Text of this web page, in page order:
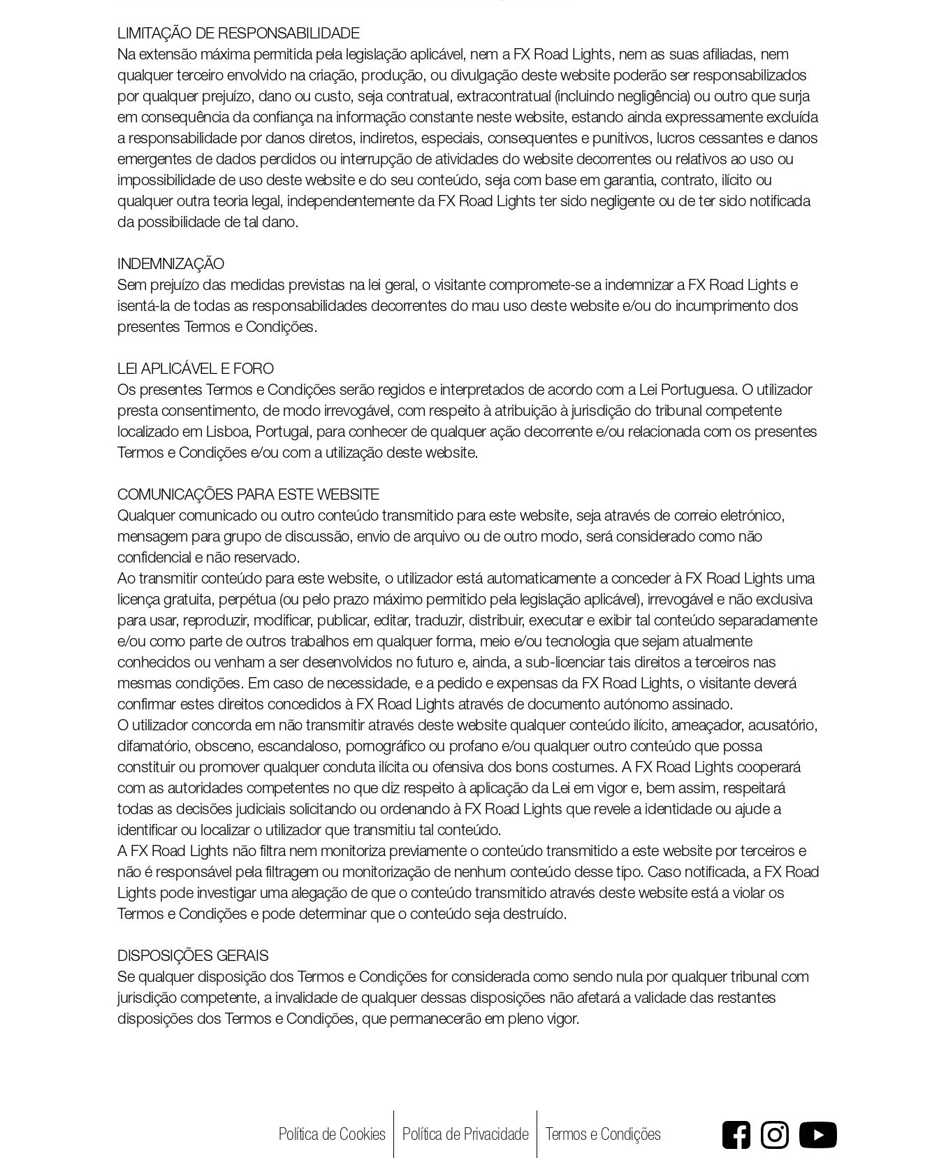
LIMITAÇÃO DE RESPONSABILIDADE
Na extensão máxima permitida pela legislação aplicável, nem a FX Road Lights, nem as suas afiliadas, nem
qualquer terceiro envolvido na criação, produção, ou divulgação deste website poderão ser responsabilizados
por qualquer prejuízo, dano ou custo, seja contratual, extracontratual (incluindo negligência) ou outro que surja
em consequência da confiança na informação constante neste website, estando ainda expressamente excluída
a responsabilidade por danos diretos, indiretos, especiais, consequentes e punitivos, lucros cessantes e danos
emergentes de dados perdidos ou interrupção de atividades do website decorrentes ou relativos ao uso ou
impossibilidade de uso deste website e do seu conteúdo, seja com base em garantia, contrato, ilícito ou
qualquer outra teoria legal, independentemente da FX Road Lights ter sido negligente ou de ter sido notificada
da possibilidade de tal dano.
INDEMNIZAÇÃO
Sem prejuízo das medidas previstas na lei geral, o visitante compromete-se a indemnizar a FX Road Lights e
isentá-la de todas as responsabilidades decorrentes do mau uso deste website e/ou do incumprimento dos
presentes Termos e Condições.
LEI APLICÁVEL E FORO
Os presentes Termos e Condições serão regidos e interpretados de acordo com a Lei Portuguesa. O utilizador
presta consentimento, de modo irrevogável, com respeito à atribuição à jurisdição do tribunal competente
localizado em Lisboa, Portugal, para conhecer de qualquer ação decorrente e/ou relacionada com os presentes
Termos e Condições e/ou com a utilização deste website.
COMUNICAÇÕES PARA ESTE WEBSITE
Qualquer comunicado ou outro conteúdo transmitido para este website, seja através de correio eletrónico,
mensagem para grupo de discussão, envio de arquivo ou de outro modo, será considerado como não
confidencial e não reservado.
Ao transmitir conteúdo para este website, o utilizador está automaticamente a conceder à FX Road Lights uma
licença gratuita, perpétua (ou pelo prazo máximo permitido pela legislação aplicável), irrevogável e não exclusiva
para usar, reproduzir, modificar, publicar, editar, traduzir, distribuir, executar e exibir tal conteúdo separadamente
e/ou como parte de outros trabalhos em qualquer forma, meio e/ou tecnologia que sejam atualmente
conhecidos ou venham a ser desenvolvidos no futuro e, ainda, a sub-licenciar tais direitos a terceiros nas
mesmas condições. Em caso de necessidade, e a pedido e expensas da FX Road Lights, o visitante deverá
confirmar estes direitos concedidos à FX Road Lights através de documento autónomo assinado.
O utilizador concorda em não transmitir através deste website qualquer conteúdo ilícito, ameaçador, acusatório,
difamatório, obsceno, escandaloso, pornográfico ou profano e/ou qualquer outro conteúdo que possa
constituir ou promover qualquer conduta ilícita ou ofensiva dos bons costumes. A FX Road Lights cooperará
com as autoridades competentes no que diz respeito à aplicação da Lei em vigor e, bem assim, respeitará
todas as decisões judiciais solicitando ou ordenando à FX Road Lights que revele a identidade ou ajude a
identificar ou localizar o utilizador que transmitiu tal conteúdo.
A FX Road Lights não filtra nem monitoriza previamente o conteúdo transmitido a este website por terceiros e
não é responsável pela filtragem ou monitorização de nenhum conteúdo desse tipo. Caso notificada, a FX Road
Lights pode investigar uma alegação de que o conteúdo transmitido através deste website está a violar os
Termos e Condições e pode determinar que o conteúdo seja destruído.
DISPOSIÇÕES GERAIS
Se qualquer disposição dos Termos e Condições for considerada como sendo nula por qualquer tribunal com
jurisdição competente, a invalidade de qualquer dessas disposições não afetará a validade das restantes
disposições dos Termos e Condições, que permanecerão em pleno vigor.
Política de Cookies Política de Privacidade Termos e Condições